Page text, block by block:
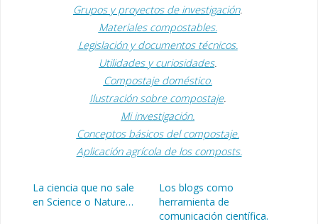
Grupos y proyectos de investigación.
Materiales compostables.
Legislación y documentos técnicos.
Utilidades y curiosidades.
Compostaje doméstico.
Ilustración sobre compostaje.
Mi investigación.
Conceptos básicos del compostaje.
Aplicación agrícola de los composts.
La ciencia que no sale
en Science o Nature…
Los blogs como
herramienta de
comunicación científica.